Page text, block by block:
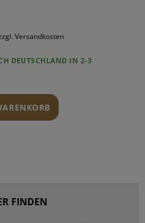
Versandkosten
DEUTSCHLAND IN 2-3
FINDEN